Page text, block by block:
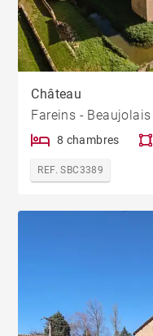
Château
Fareins - Beaujolais
8 chambres
REF. SBC3389